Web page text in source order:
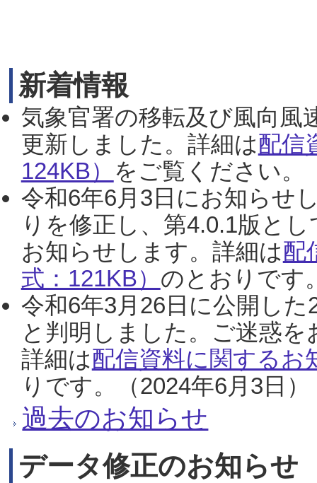
新着情報
気象官署の移転及び風向風
更新しました。詳細は配信
124KB） をご覧ください。
令和6年6月3日にお知らせ
りを修正し、第4.0.1版と
お知らせします。詳細は配
式：121KB） のとおりです
令和6年3月26日に公開し
と判明しました。ご迷惑
詳細は配信資料に関するお
りです。（2024年6月3日）
過去のお知らせ
データ修正のお知らせ